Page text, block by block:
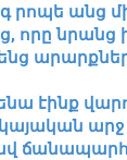
րոպե անց
որը նրանց
էինք